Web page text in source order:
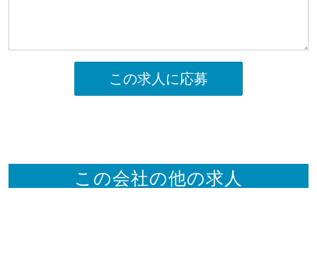
この求人に応募
この会社の他の求人